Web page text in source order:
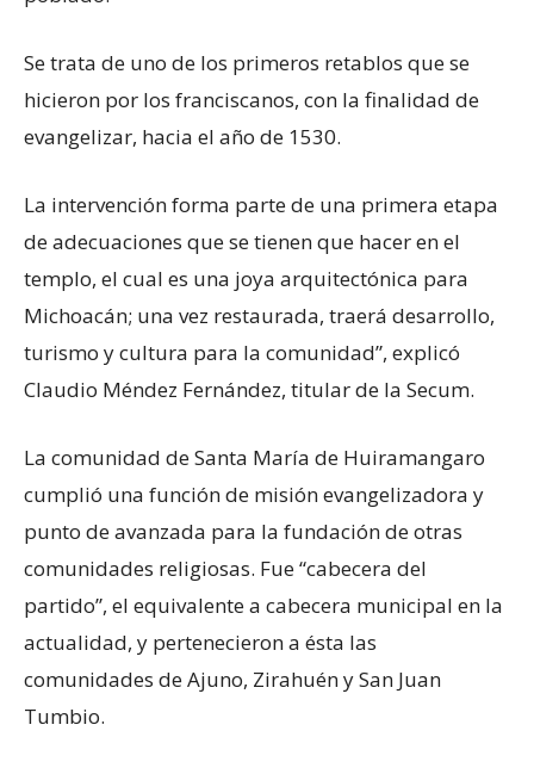
Se trata de uno de los primeros retablos que se
hicieron por los franciscanos, con la finalidad de
evangelizar, hacia el año de 1530.
La intervención forma parte de una primera etapa
de adecuaciones que se tienen que hacer en el
templo, el cual es una joya arquitectónica para
Michoacán; una vez restaurada, traerá desarrollo,
turismo y cultura para la comunidad”, explicó
Claudio Méndez Fernández, titular de la Secum.
La comunidad de Santa María de Huiramangaro
cumplió una función de misión evangelizadora y
punto de avanzada para la fundación de otras
comunidades religiosas. Fue “cabecera del
partido”, el equivalente a cabecera municipal en la
actualidad, y pertenecieron a ésta las
comunidades de Ajuno, Zirahuén y San Juan
Tumbio.